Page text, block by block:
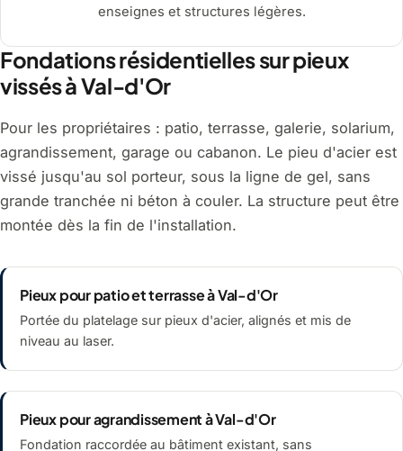
enseignes et structures légères.
Fondations résidentielles sur pieux
vissés à Val-d'Or
Pour les propriétaires : patio, terrasse, galerie, solarium,
agrandissement, garage ou cabanon. Le pieu d'acier est
vissé jusqu'au sol porteur, sous la ligne de gel, sans
grande tranchée ni béton à couler. La structure peut être
montée dès la fin de l'installation.
Pieux pour patio et terrasse à Val-d'Or
Portée du platelage sur pieux d'acier, alignés et mis de
niveau au laser.
Pieux pour agrandissement à Val-d'Or
Fondation raccordée au bâtiment existant, sans